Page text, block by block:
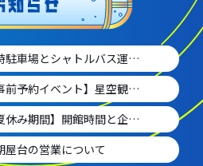
場
臨時駐車場とシャトルバス運行のお知らせ（8/8～8/16）
【事前予約イベント】星空観望会「ペルセウス座流星群を見よう」の抽選結果をお送りしました。
【夏休み期間】開館時間と企画展/レストラン営業時間のお知らせ
屋台の営業について